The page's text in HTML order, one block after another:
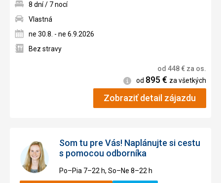
8 dní / 7 nocí
Vlastná
ne 30.8. - ne 6.9.2026
Bez stravy
od 448€ za os.
Informácie
od 895€ za všetkých
Zobraziť detail zájazdu
Som tu pre Vás! Naplánujte si cestu
s pomocou odborníka
Po–Pia 7–⁠⁠⁠⁠⁠⁠22 h, So–Ne 8–⁠⁠⁠⁠⁠⁠22 h